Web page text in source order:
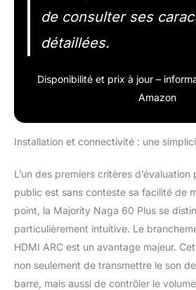
de consulter ses
détaillées.
Disponibilité et prix à jour –
Amazon
Installation et connectivité : une
L’un des premiers critères
public est sans conteste sa facilité de
point, la Majority Naga 60 Plus se
particulièrement intuitive. Le
HDMI ARC est un avantage majeur.
non seulement de transmettre le son
barre, mais aussi de contrôler le